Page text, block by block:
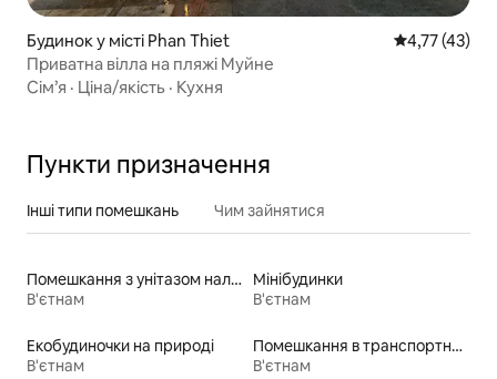
Будинок у місті Phan Thiet Середня
4,77 (43)
Приватна вілла на пляжі Муйне
Сім’я · Ціна/якість · Кухня
Пункти призначення
Інші типи помешкань Чим зайнятися
Помешкання з унітазом належної висоти для людей з особливими потребами
В'єтнам
Мінібудинки
В'єтнам
Екобудиночки на природі
В'єтнам
Помешкання в транспортних контейнерах
В'єтнам